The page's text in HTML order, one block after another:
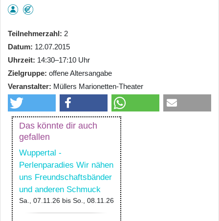
Teilnehmerzahl
2
Datum 12.07.2015
Uhrzeit 14:30–17:10 Uhr
Zielgruppe offene Altersangabe
Veranstalter Müllers Marionetten-Theater
Das könnte dir auch
gefallen
Wuppertal -
Perlenparadies Wir nähen
uns Freundschaftsbänder
und anderen Schmuck
Sa., 07.11.26 bis So., 08.11.26